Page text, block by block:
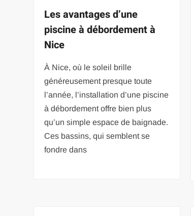
Les avantages d’une
piscine à débordement à
Nice
À Nice, où le soleil brille
généreusement presque toute
l’année, l’installation d’une piscine
à débordement offre bien plus
qu’un simple espace de baignade.
Ces bassins, qui semblent se
fondre dans